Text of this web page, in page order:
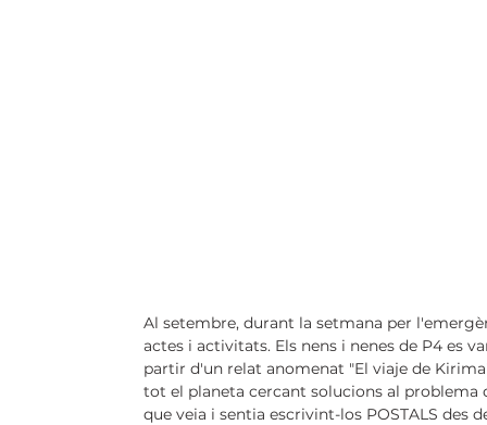
Al setembre, durant la setmana per
actes i activitats. Els nens i nenes de P4 es
partir d'un relat anomenat "El viaje de
tot el planeta cercant solucions al
que veia i sentia escrivint-los POSTALS des